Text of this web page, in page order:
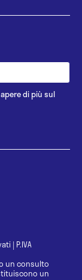
di più sul
| P.IVA
un consulto
un